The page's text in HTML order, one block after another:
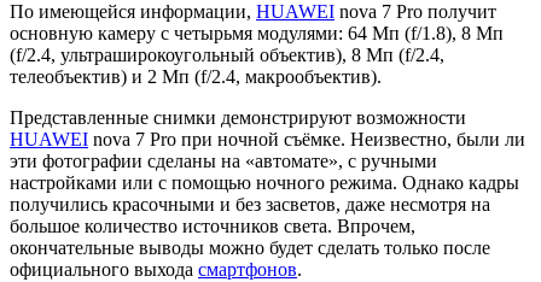
По имеющейся информации, HUAWEI nova 7 Pro получит
основную камеру с четырьмя модулями: 64 Мп (f/1.8), 8 Мп
(f/2.4, ультраширокоугольный объектив), 8 Мп (f/2.4,
телеобъектив) и 2 Мп (f/2.4, макрообъектив).
Представленные снимки демонстрируют возможности
HUAWEI nova 7 Pro при ночной съёмке. Неизвестно, были ли
эти фотографии сделаны на «автомате», с ручными
настройками или с помощью ночного режима. Однако кадры
получились красочными и без засветов, даже несмотря на
большое количество источников света. Впрочем,
окончательные выводы можно будет сделать только после
официального выхода смартфонов.